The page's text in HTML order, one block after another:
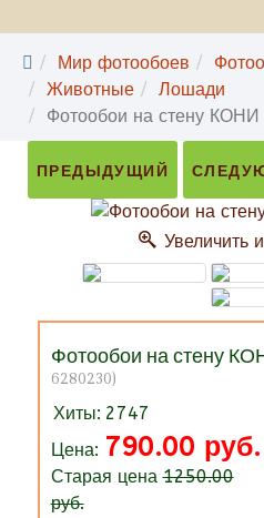
Мир фотообоев
Животные
Лошади
Фотообои на стену
ПРЕДЫДУЩИЙ
Увеличить
Фотообои на стену
6280230)
Хиты: 2747
Цена: 790.00 руб.
Старая цена1250.00
руб.